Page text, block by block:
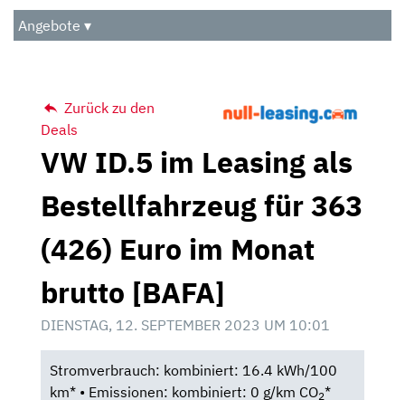
Audio
Das Beste
Angebote ▾
Zurück zu den
Deals
VW ID.5 im Leasing als
Bestellfahrzeug für 363
(426) Euro im Monat
brutto [BAFA]
DIENSTAG, 12. SEPTEMBER 2023 UM 10:01
Stromverbrauch: kombiniert: 16.4 kWh/100
km* • Emissionen: kombiniert: 0 g/km CO2*